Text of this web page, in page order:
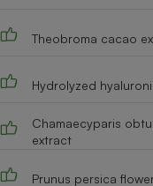
Theobroma cacao
Hydrolyzed
Chamaecyparis
extract
Prunus persica